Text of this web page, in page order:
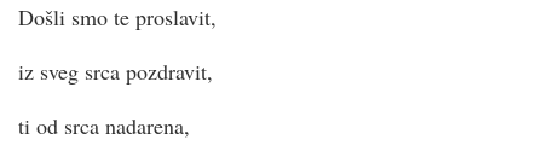
Došli smo te proslavit,
iz sveg srca pozdravit,
ti od srca nadarena,